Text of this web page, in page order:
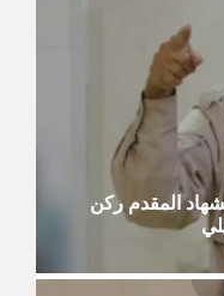
المقدم ركن